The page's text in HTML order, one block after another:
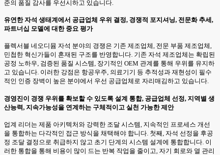
준의 품질 감사를 우선시하고 있습니다.
유연한 자석 생태계에서 공급업체 우위 결정, 경쟁적 포지셔닝, 전문화 추세,
파트너십 모델에 대한 중요 평가
플렉서블 네오디뮴 자석 분야의 경쟁은 기존 제조업체, 전문 부품 제조업체,
민첩한 혁신가들이 혼재된 구조를 반영합니다. 기존 자석 제조업체는 확립된
공정 노하우, 검증된 품질 시스템, 장기적인 OEM 관계를 통해 우위를 유지하
고 있습니다. 이러한 강점은 항공우주, 의료기기 등 추적성과 재현성이 필수
적인 인증 장벽이 높은 분야에서 우선 공급업체로 자리매김하고 있습니다.
경영진이 경쟁 우위를 확보할 수 있도록 설계 통합, 공급업체 선정, 지역별 생
산능력, 지속가능성을 연계하는 구체적이고 실천 가능한 제안
업계 리더는 제품 아키텍처와 강력한 조달 시스템, 지속적인 프로세스 개선
을 통합하는 다각적인 접근 방식을 채택해야 합니다. 첫째, 자석 선정을 후공
정 조달 결정으로 취급하지 않고 초기 단계의 시스템 설계에 통합합니다. 이
러한 통합을 통해 비용이 많이 드는 반복 작업을 줄이고, 자기 회로와 열 관리